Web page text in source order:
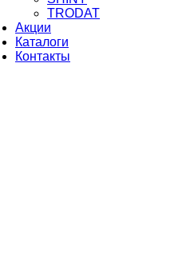
TRODAT
Акции
Каталоги
Контакты